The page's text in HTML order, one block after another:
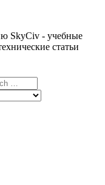
SkyCiv - учебные
статьи